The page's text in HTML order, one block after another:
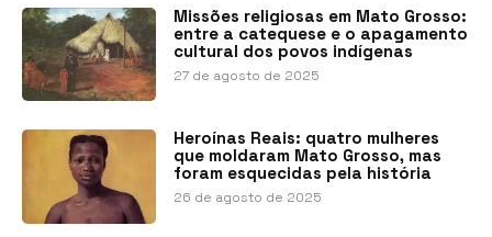
Missões religiosas em Mato Grosso:
entre a catequese e o apagamento
cultural dos povos indígenas
27 de agosto de 2025
Heroínas Reais: quatro mulheres
que moldaram Mato Grosso, mas
foram esquecidas pela história
26 de agosto de 2025